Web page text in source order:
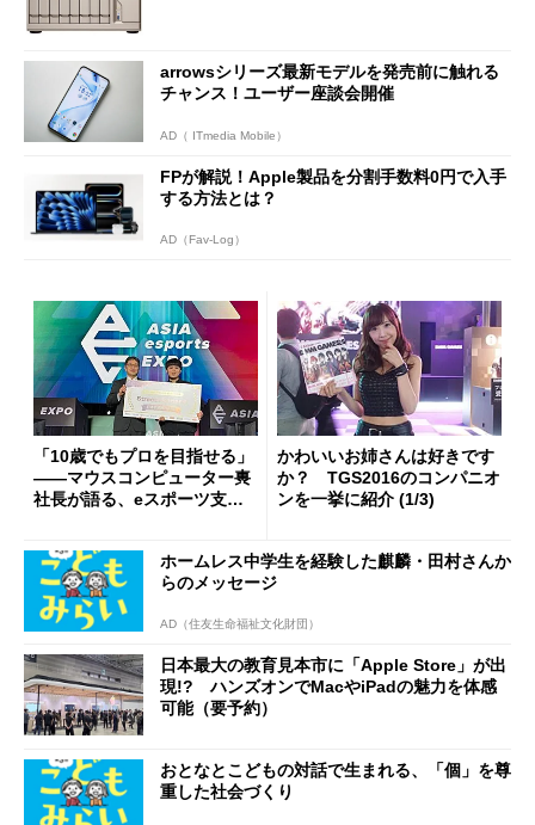
arrowsシリーズ最新モデルを発売前に触れる
チャンス！ユーザー座談会開催
AD（ ITmedia Mobile）
FPが解説！Apple製品を分割手数料0円で入手
する方法とは？
AD（Fav-Log）
「10歳でもプロを目指せる」
――マウスコンピューター軣
社長が語る、eスポーツ支援
かわいいお姉さんは好きです
か？ TGS2016のコンパニオ
ンを一挙に紹介 (1/3)
ホームレス中学生を経験した麒麟・田村さんか
らのメッセージ
AD（住友生命福祉文化財団）
日本最大の教育見本市に「Apple Store」が出
現!? ハンズオンでMacやiPadの魅力を体感
可能（要予約）
おとなとこどもの対話で生まれる、「個」を尊
重した社会づくり